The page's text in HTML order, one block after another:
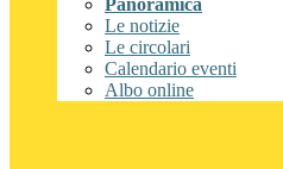
Panoramica
Le notizie
Le circolari
Calendario eventi
Albo online